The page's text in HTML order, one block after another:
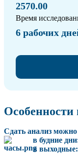
2570.00
Время
6 рабочих
Сдать анализ можно
в будние
в выходные: